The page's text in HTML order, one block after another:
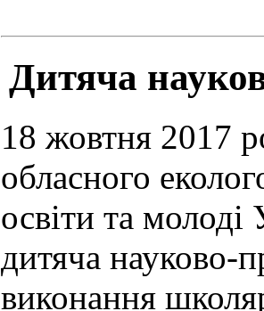
Дитяча
18 жовтня 2017
обласного
освіти та молоді
дитяча науково-
виконання